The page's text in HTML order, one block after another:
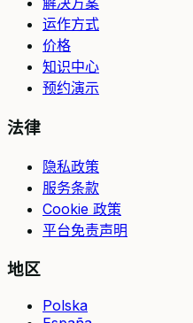
运作方式
价格
知识中心
预约演示
法律
隐私政策
服务条款
Cookie 政策
平台免责声明
地区
Polska